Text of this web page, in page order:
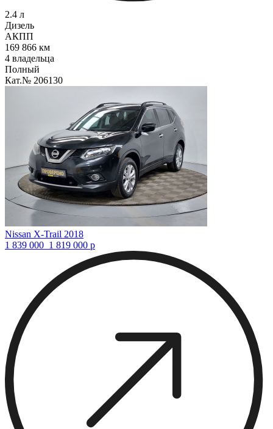
2.4 л
Дизель
АКПП
169 866 км
4 владельца
Полный
Кат.№ 206130
Nissan X-Trail 2018
1 839 000 1 819 000 р